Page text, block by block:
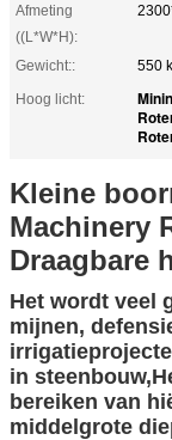
Afmeting
((L*W*H):
Gewicht::
550
Hoog licht:
Kleine
Machinery
Draagbare
Het wordt veel
mijnen,
in
bereiken van
middelgrote